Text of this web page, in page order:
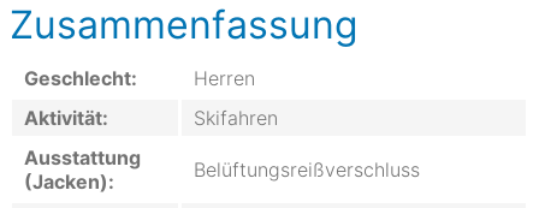
Zusammenfassung
Geschlecht:
Herren
Aktivität:
Skifahren
Ausstattung
(Jacken):
Belüftungsreißverschluss